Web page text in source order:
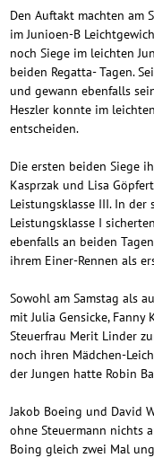
Den Auftakt machten am
im Junioen-B
noch Siege im leichten
beiden Regatta- Tagen.
und gewann ebenfalls
Heszler konnte im
entscheiden.
Die ersten beiden Siege
Kasprzak und Lisa
Leistungsklasse III. In
Leistungsklasse I
ebenfalls an beiden
ihrem Einer-Rennen als
Sowohl am Samstag als
mit Julia Gensicke, Fanny
Steuerfrau Merit Linder
noch ihren Mädchen-
der Jungen hatte Robin
Jakob Boeing und David
ohne Steuermann nichts
Boing gleich zwei Mal